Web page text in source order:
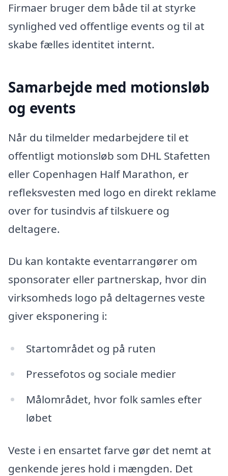
Firmaer bruger dem både til at styrke
synlighed ved offentlige events og til at
skabe fælles identitet internt.
Samarbejde med motionsløb
og events
Når du tilmelder medarbejdere til et
offentligt motionsløb som DHL Stafetten
eller Copenhagen Half Marathon, er
refleksvesten med logo en direkt reklame
over for tusindvis af tilskuere og
deltagere.
Du kan kontakte eventarrangører om
sponsorater eller partnerskap, hvor din
virksomheds logo på deltagernes veste
giver eksponering i:
Startområdet og på ruten
Pressefotos og sociale medier
Målområdet, hvor folk samles efter
løbet
Veste i en ensartet farve gør det nemt at
genkende jeres hold i mængden. Det